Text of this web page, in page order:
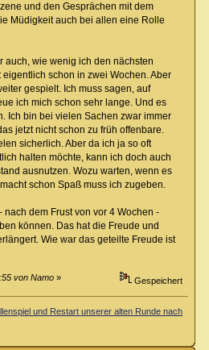
und den Gesprächen mit dem
Müdigkeit auch bei allen eine Rolle
auch, wie wenig ich den nächsten
schon in zwei Wochen. Aber
gespielt. Ich muss sagen, auf
ich mich schon sehr lange. Und es
Ich bin bei vielen Sachen zwar immer
jetzt nicht schon zu früh offenbare.
sicherlich. Aber da ich ja so oft
halten möchte, kann ich doch auch
ausnutzen. Wozu warten, wenn es
schon Spaß muss ich zugeben.
dem Frust von vor 4 Wochen -
können. Das hat die Freude und
Wie war das geteilte Freude ist
von Namo » Gespeichert
und Restart unserer alten Runde nach